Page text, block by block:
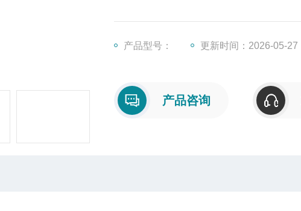
产品型号：
更新时间：2026-05-27
产品咨询